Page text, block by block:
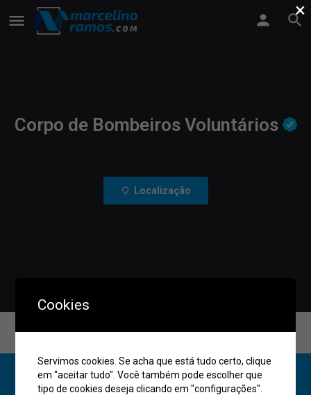
Corpo de Bombeiros Voluntários
Localização
Contatos
×
Cookies
Servimos cookies. Se acha que está tudo certo, clique
em "aceitar tudo". Você também pode escolher que
tipo de cookies deseja clicando em "configurações".